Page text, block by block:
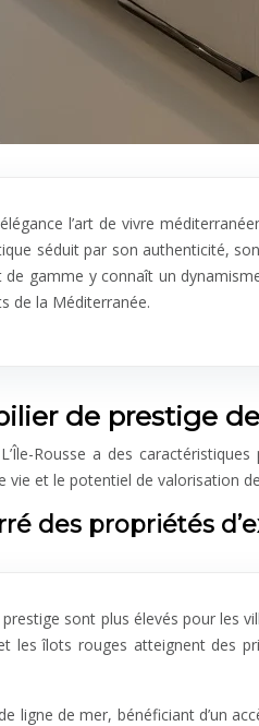
l’art de vivre
séduit par son authenticité,
gamme y connaît un
de la Méditerranée.
de prestige
Rousse a des
vie et le potentiel de valorisation
des propriétés
prestige sont plus élevés pour les
les îlots rouges atteignent des
ligne de mer, bénéficiant d’un